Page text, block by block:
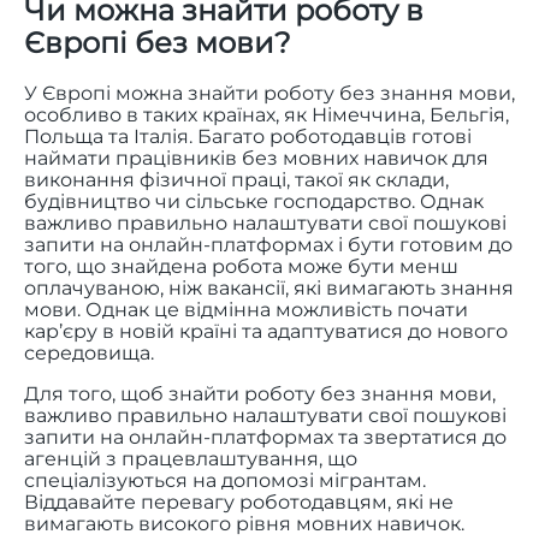
Чи можна знайти роботу в
Європі без мови?
У Європі можна знайти роботу без знання мови,
особливо в таких країнах, як Німеччина, Бельгія,
Польща та Італія. Багато роботодавців готові
наймати працівників без мовних навичок для
виконання фізичної праці, такої як склади,
будівництво чи сільське господарство. Однак
важливо правильно налаштувати свої пошукові
запити на онлайн-платформах і бути готовим до
того, що знайдена робота може бути менш
оплачуваною, ніж вакансії, які вимагають знання
мови. Однак це відмінна можливість почати
кар’єру в новій країні та адаптуватися до нового
середовища.
Для того, щоб знайти роботу без знання мови,
важливо правильно налаштувати свої пошукові
запити на онлайн-платформах та звертатися до
агенцій з працевлаштування, що
спеціалізуються на допомозі мігрантам.
Віддавайте перевагу роботодавцям, які не
вимагають високого рівня мовних навичок.